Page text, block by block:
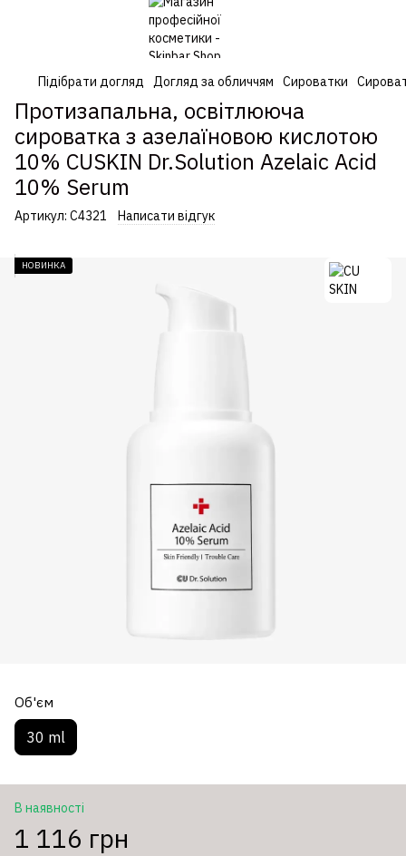
Підібрати догляд Догляд за обличчям Сироватки
Протизапальна, освітлююча
сироватка з азелаїновою кислотою
10% CUSKIN Dr.Solution Azelaic Acid
10% Serum
Артикул: С4321 Написати відгук
НОВИНКА
Об'єм
30 ml
В наявності
1 116 грн